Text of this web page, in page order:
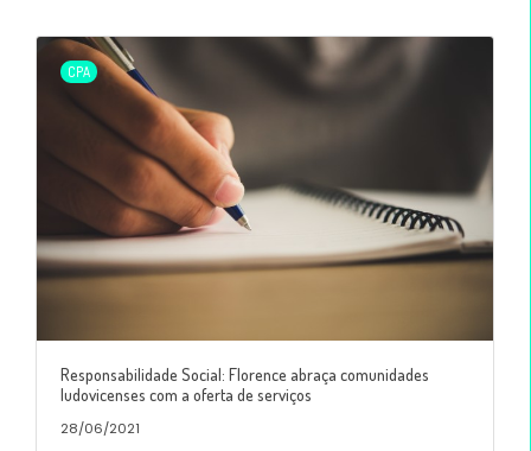
CPA
Responsabilidade Social: Florence abraça comunidades
ludovicenses com a oferta de serviços
28/06/2021